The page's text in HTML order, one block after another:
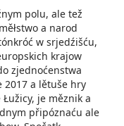
polu, ale tež
a narod
w srjedźišću,
krajow
zjednoćenstwa
2017 a lětuše hry
je měznik a
připóznaću ale